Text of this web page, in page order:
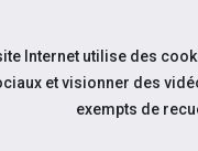
Internet utilise des
et visionner des
exempts de